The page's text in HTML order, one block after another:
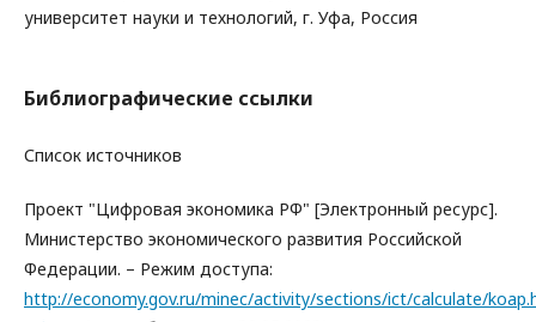
университет науки и технологий, г. Уфа, Россия
Библиографические ссылки
Список источников
Проект "Цифровая экономика РФ" [Электронный ресурс].
Министерство экономического развития Российской
Федерации. – Режим доступа:
http://economy.gov.ru/minec/activity/sections/ict/calculate/